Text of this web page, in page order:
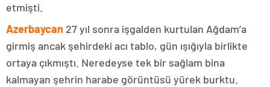
etmişti.
Azerbaycan 27 yıl sonra işgalden kurtulan Ağdam’a
girmiş ancak şehirdeki acı tablo, gün ışığıyla birlikte
ortaya çıkmıştı. Neredeyse tek bir sağlam bina
kalmayan şehrin harabe görüntüsü yürek burktu.